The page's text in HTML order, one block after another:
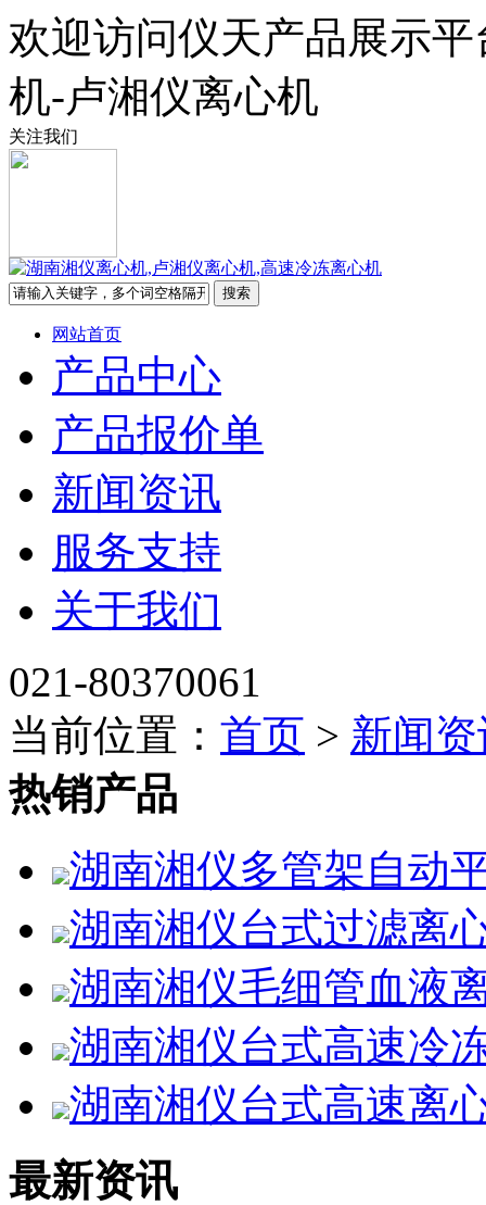
欢迎访问仪天产品展示
机-卢湘仪离心机
关注我们
网站首页
产品中心
产品报价单
新闻资讯
服务支持
关于我们
021-80370061
当前位置： 首页 > 新闻
热销产品
湖南湘仪多管架自动
湖南湘仪台式过滤离
湖南湘仪毛细管血液
湖南湘仪台式高速冷
湖南湘仪台式高速离
最新资讯